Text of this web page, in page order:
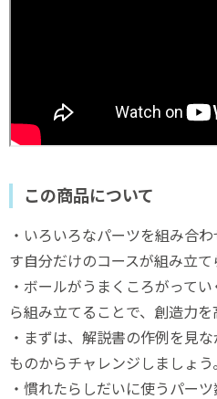
この商品について
・いろいろなパーツを組み合
す自分だけのコースが組み立て
・ボールがうまくころがって
ら組み立てることで、創造力を
・まずは、解説書の作例を見
ものからチャレンジしましょう。
・慣れたらしだいに使うパー